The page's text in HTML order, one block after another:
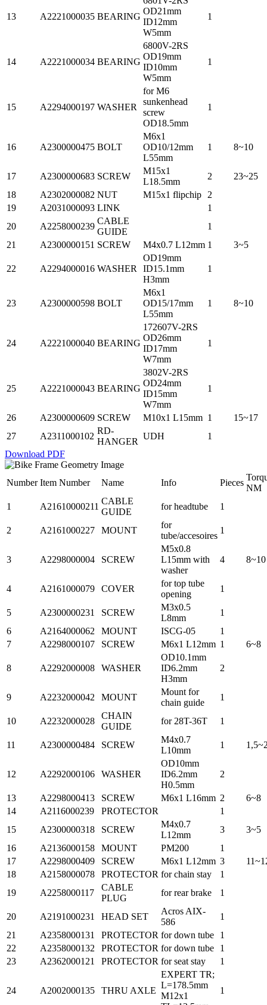
13 A2221000035 BEARING
OD21mm
ID12mm
W5mm
1
14 A2221000034 BEARING
6800V-2RS
OD19mm
ID10mm
W5mm
1
15 A2294000197 WASHER
for M6
sunkenhead
screw
OD18.5mm
1
16 A2300000475 BOLT
M6x1
OD10/12mm
L55mm
1 8~10
17 A2300000683 SCREW
M15x1
L18.5mm
2
23~25
18
A2302000082 NUT M15x1 flipchip
2
19
A2031000093 LINK
1
20
A2258000239
CABLE
GUIDE
1
21
A2300000151 SCREW M4x0.7 L12mm 1 3~5
22 A2294000016 WASHER
OD19mm
ID15.1mm
H3mm
1
23 A2300000598 BOLT
M6x1
OD15/17mm
L55mm
1 8~10
24 A2221000040 BEARING
172607V-2RS
OD26mm
ID17mm
W7mm
1
25 A2221000043 BEARING
3802V-2RS
OD24mm
ID15mm
W7mm
1
26 A2300000609 SCREW M10x1 L15mm 1
15~17
27
A2311000102
RD-
HANGER
UDH
1
Download PDF
Number Item Number Name Info Pieces
NM
1
A21610000211
CABLE
GUIDE
for headtube 1
2 A2161000227 MOUNT
for
tube/accesoires
1
3 A2298000004 SCREW
M5x0.8
L15mm with
washer
4 8~10
4 A2161000079 COVER
for top tube
opening
1
5 A2300000231 SCREW
M3x0.5
L8mm
1
6
A2164000062 MOUNT ISCG-05
1
7
A2298000107 SCREW M6x1 L12mm 1 6~8
8 A2292000008 WASHER
OD10.1mm
ID6.2mm
H3mm
2
9 A2232000042 MOUNT
Mount for
chain guide
1
10 A2232000028
CHAIN
GUIDE
for 28T-36T 1
11 A2300000484 SCREW
M4x0.7
L10mm
1
12 A2292000106 WASHER
OD10mm
ID6.2mm
H0.5mm
2
13 A2298000413 SCREW M6x1 L16mm 2
6~8
14
A2116000239 PROTECTOR
1
15
A2300000318 SCREW
M4x0.7
L12mm
3
3~5
16
A2136000158 MOUNT PM200
1
17
A2298000409 SCREW M6x1 L12mm 3
18
A2158000078 PROTECTOR for chain stay
1
19
A2258000117
CABLE
PLUG
for rear brake 1
20 A2191000231 HEAD SET
Acros AIX-
586
1
21
A2358000131 PROTECTOR for down tube
1
22
A2358000132 PROTECTOR for down tube
1
23
A2362000121 PROTECTOR for seat stay 1
24 A2002000135 THRU AXLE
EXPERT TR;
L=178.5mm
M12x1
1